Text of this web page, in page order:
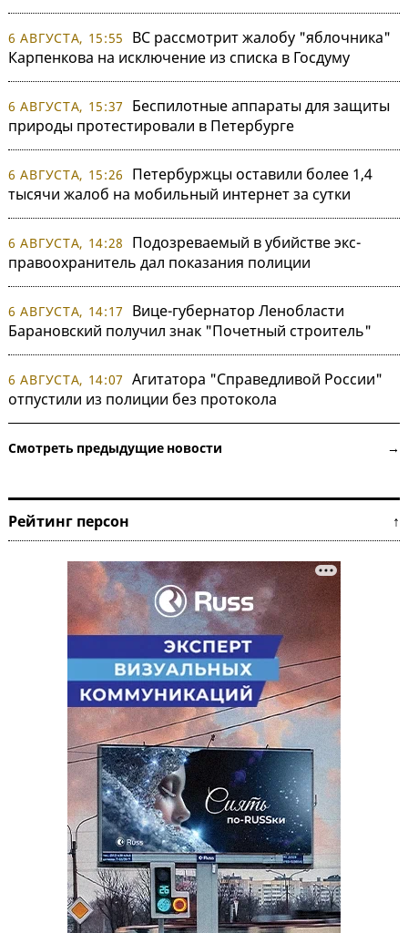
6 АВГУСТА, 15:55
ВС рассмотрит жалобу "яблочника"
Карпенкова на исключение из списка в Госдуму
6 АВГУСТА, 15:37
Беспилотные аппараты для защиты
природы протестировали в Петербурге
6 АВГУСТА, 15:26
Петербуржцы оставили более 1,4
тысячи жалоб на мобильный интернет за сутки
6 АВГУСТА, 14:28
Подозреваемый в убийстве экс-
правоохранитель дал показания полиции
6 АВГУСТА, 14:17
Вице-губернатор Ленобласти
Барановский получил знак "Почетный строитель"
6 АВГУСТА, 14:07 Агитатора "Справедливой России"
отпустили из полиции без протокола
Смотреть предыдущие новости →
Рейтинг персон ↑